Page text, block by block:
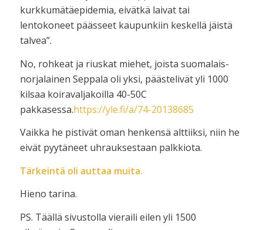
kurkkumätäepidemia, eivätkä laivat tai
lentokoneet päässeet kaupunkiin keskellä jäistä
talvea”.
No, rohkeat ja riuskat miehet, joista suomalais-
norjalainen Seppala oli yksi, päästelivät yli 1000
kilsaa koiravaljakoilla 40-50C
pakkasessa.https://yle.fi/a/74-20138685
Vaikka he pistivät oman henkensä alttiiksi, niin he
eivät pyytäneet uhrauksestaan palkkiota.
Tärkeintä oli auttaa muita.
Hieno tarina.
PS. Täällä sivustolla vieraili eilen yli 1500